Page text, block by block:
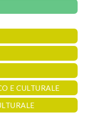
E CULTURALE